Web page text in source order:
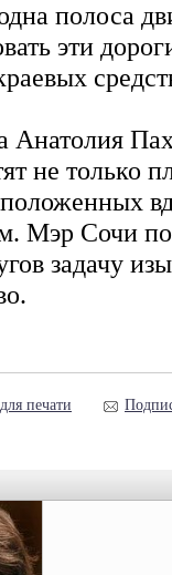
полоса
эти
не только
Мэр Сочи
задачу
печати